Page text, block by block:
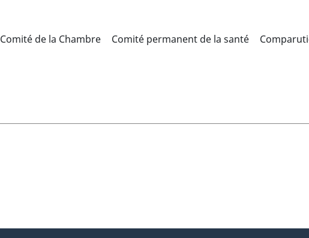
Comité de la Chambre Comité permanent de la santé